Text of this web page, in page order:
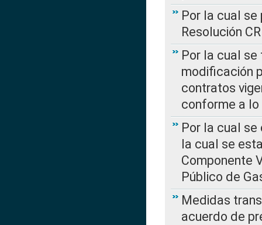
Por la cual
Resolución
Por la cual
modificación
contratos
conforme a lo
Por la cual se
la cual se
Componente
Público de
Medidas
acuerdo de